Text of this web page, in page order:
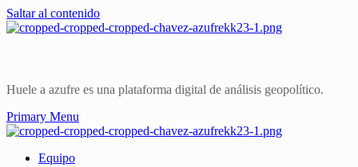
Saltar al contenido
Huele a azufre es una plataforma digital de análisis geopolítico.
Primary Menu
Equipo